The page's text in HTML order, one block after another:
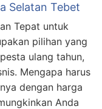
Selatan Tebet
Tepat untuk
pilihan yang
ulang tahun,
Mengapa harus
dengan harga
Anda